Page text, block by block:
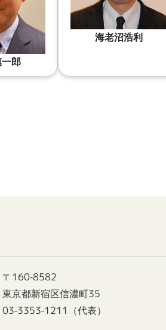
郎
海老沼浩利
〒160-8582
東京都新宿区信濃町35
03-3353-1211（代表）